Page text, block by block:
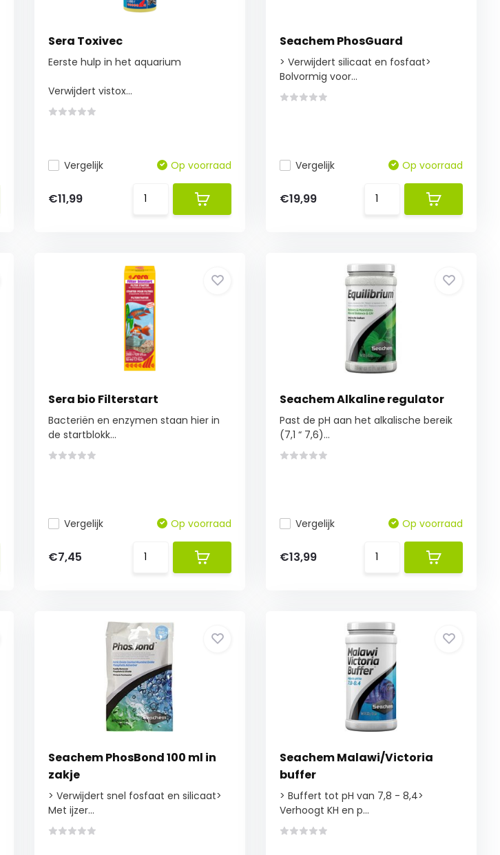
Sera Toxivec
Eerste hulp in het aquarium
Verwijdert vistox...
Vergelijk Op voorraad
€11,99
Seachem PhosGuard
> Verwijdert silicaat en fosfaat>
Bolvormig voor...
Vergelijk Op voorraad
€19,99
Sera bio Filterstart
Bacteriën en enzymen staan hier in
de startblokk...
Vergelijk Op voorraad
€7,45
Seachem Alkaline regulator
Past de pH aan het alkalische bereik
(7,1 “ 7,6)...
Vergelijk Op voorraad
€13,99
Seachem PhosBond 100 ml in
zakje
> Verwijdert snel fosfaat en silicaat>
Met ijzer...
Seachem Malawi/Victoria
buffer
> Buffert tot pH van 7,8 - 8,4>
Verhoogt KH en p...